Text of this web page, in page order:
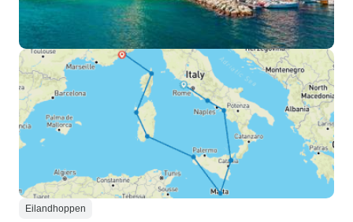
Eilandhoppen